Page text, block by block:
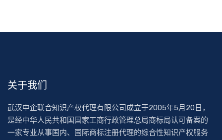
关于我们
武汉中企联合知识产权代理有限公司成立于2005年5月20日，
是经中华人民共和国国家工商行政管理总局商标局认可备案的
一家专业从事国内、国际商标注册代理的综合性知识产权服务